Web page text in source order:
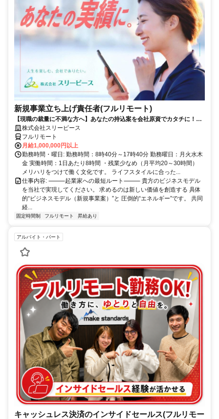
新規事業立ち上げ責任者(フルリモート)
【現職の裁量に不満な方へ】あなたの持込案を会社原資でカタチに！最
短6ヶ月で共同経営者の道へ
株式会社スリーピース
フルリモート
月給1,000,000円以上
勤務時間・曜日: 勤務時間：8時40分～17時40分 勤務曜日：月火水木
金 実働時間：1日あたり8時間 ・残業少なめ（月平均20～30時間）
メリハリをつけて働く文化です。 ライフスタイルに合った...
仕事内容: ⸻起業家への最短ルート⸻ 貴方のビジネスモデル
を当社で実現してください。 求めるのは新しい価値を創造する 具体
的“ビジネスモデル（新規事業案）”と 圧倒的“エネルギー”です。 共同
経...
固定時間制 フルリモート 昇給あり
アルバイト・パート
キャッシュレス決済のインサイドセールス(フルリモー